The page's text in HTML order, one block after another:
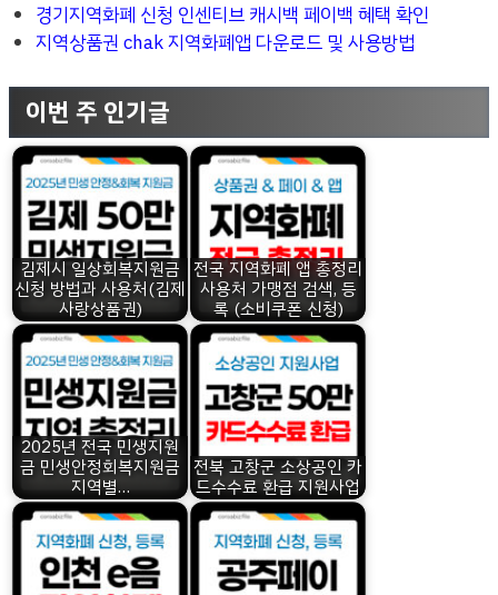
경기지역화폐 신청 인센티브 캐시백 페이백 혜택 확인
지역상품권 chak 지역화폐앱 다운로드 및 사용방법
이번 주 인기글
김제시 일상회복지원금
신청 방법과 사용처(김제
사랑상품권)
전국 지역화폐 앱 총정리
사용처 가맹점 검색, 등
록 (소비쿠폰 신청)
2025년 전국 민생지원
금 민생안정회복지원금
지역별…
전북 고창군 소상공인 카
드수수료 환급 지원사업